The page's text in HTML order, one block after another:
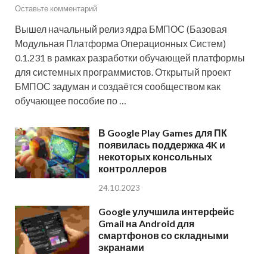
Оставьте комментарий
Вышел начальный релиз ядра БМПОС (Базовая
Модульная Платформа Операционных Систем)
0.1.231 в рамках разработки обучающей платформы
для системных программистов. Открытый проект
БМПОС задуман и создаётся сообществом как
обучающее пособие по …
В Google Play Games для ПК
появилась поддержка 4K и
некоторых консольных
контроллеров
24.10.2023
Google улучшила интерфейс
Gmail на Android для
смартфонов со складными
экранами